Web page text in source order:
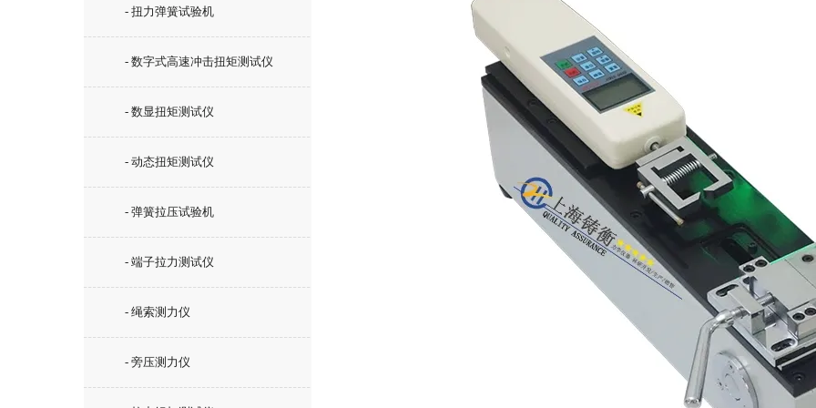
- 扭力弹簧试验机
- 数字式高速冲击扭矩测试仪
- 数显扭矩测试仪
- 动态扭矩测试仪
- 弹簧拉压试验机
- 端子拉力测试仪
- 绳索测力仪
- 旁压测力仪